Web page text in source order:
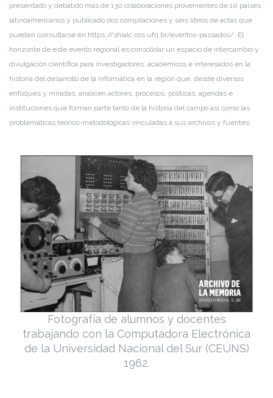
presentado y debatido más de 130 colaboraciones provenientes de 10 países
latinoamericanos y publicado dos compilaciones y seis libros de actas que
pueden consultarse en https://shialc.cos.ufrj.br/eventos-passados/. El
horizonte de este evento regional es consolidar un espacio de intercambio y
divulgación científica para investigadores, académicos e interesados en la
historia del desarrollo de la informática en la región que, desde diversos
enfoques y miradas, analicen actores, procesos, políticas, agendas e
instituciones que forman parte tanto de la historia del campo así como las
problemáticas teórico-metodológicas vinculadas a sus archivos y fuentes.
Fotografía de alumnos y docentes
trabajando con la Computadora Electrónica
de la Universidad Nacional del Sur (CEUNS)
1962.